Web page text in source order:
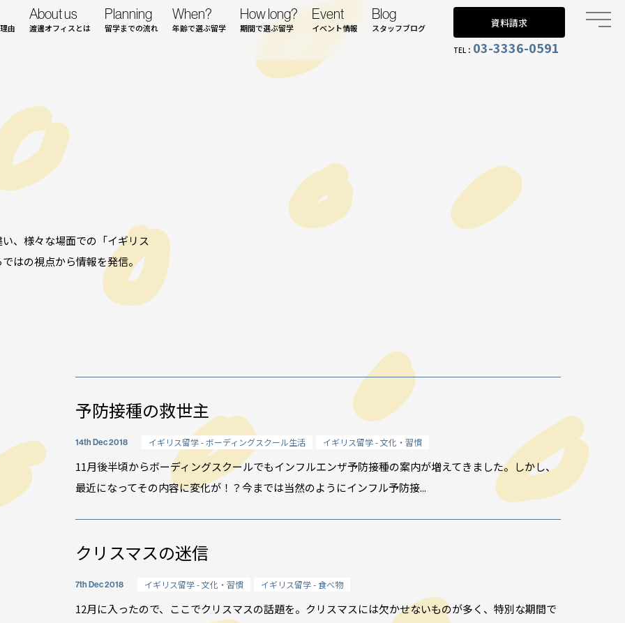
由
About us
渡邊オフィスとは
Planning
留学までの流れ
When?
年齢で選ぶ留学
How long?
期間で選ぶ留学
Event
イベント情報
Blog
スタッフブログ 資料請求
TEL： 03-3336-0591
、様々な場面での「イギリス
はの視点から情報を発信。
予防接種の救世主
14th Dec 2018 イギリス留学 - ボーディングスクール生活 イギリス留学 - 文化・習慣
11月後半頃からボーディングスクールでもインフルエンザ予防接種の案内が増えてきました。しかし、
最近になってその内容に変化が！？今までは当然のようにインフル予防接...
クリスマスの迷信
7th Dec 2018 イギリス留学 - 文化・習慣 イギリス留学 - 食べ物
12月に入ったので、ここでクリスマスの話題を。クリスマスには欠かせないものが多く、特別な期間で